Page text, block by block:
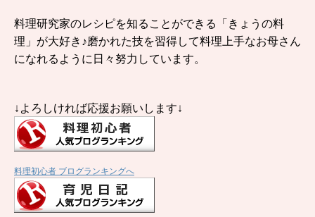
料理研究家のレシピを知ることができる「きょうの料
理」が大好き♪磨かれた技を習得して料理上手なお母さん
になれるように日々努力しています。
↓よろしければ応援お願いします↓
料理初心者 ブログランキングへ